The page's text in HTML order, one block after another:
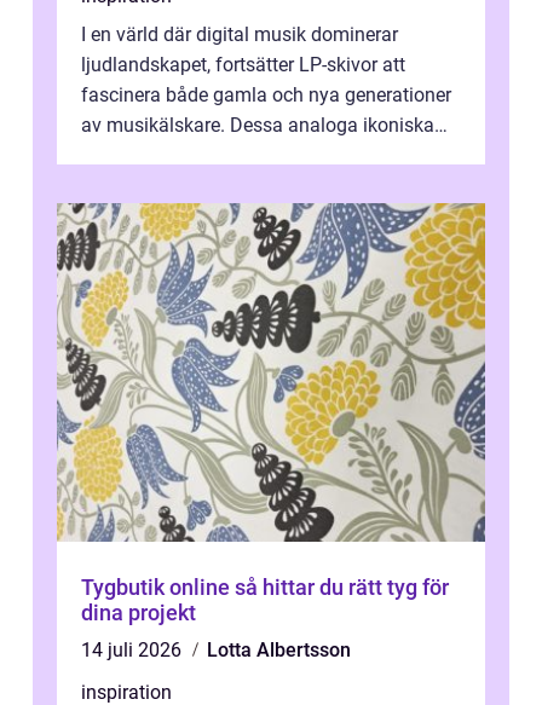
I en värld där digital musik dominerar
ljudlandskapet, fortsätter LP-skivor att
fascinera både gamla och nya generationer
av musikälskare. Dessa analoga ikoniska
Tygbutik online så hittar du rätt tyg för
dina projekt
14 juli 2026
Lotta Albertsson
inspiration